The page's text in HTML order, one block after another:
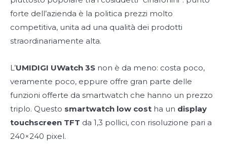
forte dell’azienda è la politica prezzi molto
competitiva, unita ad una qualità dei prodotti
straordinariamente alta.
L’UMIDIGI UWatch 3S non è da meno: costa poco,
veramente poco, eppure offre gran parte delle
funzioni offerte da smartwatch che hanno un prezzo
triplo. Questo smartwatch low cost ha un display
touchscreen TFT da 1,3 pollici, con risoluzione pari a
240×240 pixel.